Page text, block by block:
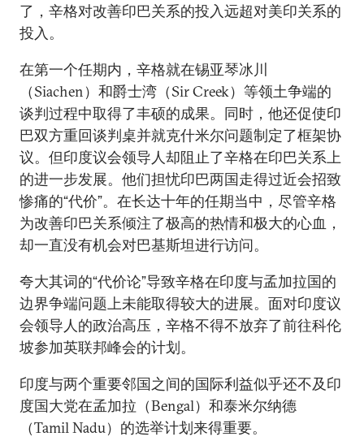
了，辛格对改善印巴关系的投入远超对美印关系的
投入。
在第一个任期内，辛格就在锡亚琴冰川
（Siachen）和爵士湾（Sir Creek）等领土争端的
谈判过程中取得了丰硕的成果。同时，他还促使印
巴双方重回谈判桌并就克什米尔问题制定了框架协
议。但印度议会领导人却阻止了辛格在印巴关系上
的进一步发展。他们担忧印巴两国走得过近会招致
惨痛的“代价”。在长达十年的任期当中，尽管辛格
为改善印巴关系倾注了极高的热情和极大的心血，
却一直没有机会对巴基斯坦进行访问。
夸大其词的“代价论”导致辛格在印度与孟加拉国的
边界争端问题上未能取得较大的进展。面对印度议
会领导人的政治高压，辛格不得不放弃了前往科伦
坡参加英联邦峰会的计划。
印度与两个重要邻国之间的国际利益似乎还不及印
度国大党在孟加拉（Bengal）和泰米尔纳德
（Tamil Nadu）的选举计划来得重要。